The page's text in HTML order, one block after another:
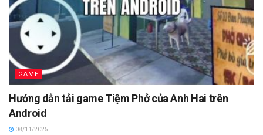
GAME
Hướng dẫn tải game Tiệm Phở của Anh Hai trên
Android
08/11/2025